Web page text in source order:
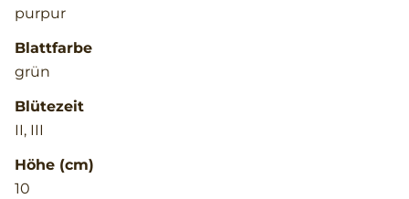
purpur
Blattfarbe
grün
Blütezeit
II, III
Höhe (cm)
10